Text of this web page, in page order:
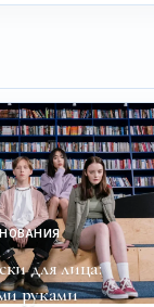
для лица:
руками